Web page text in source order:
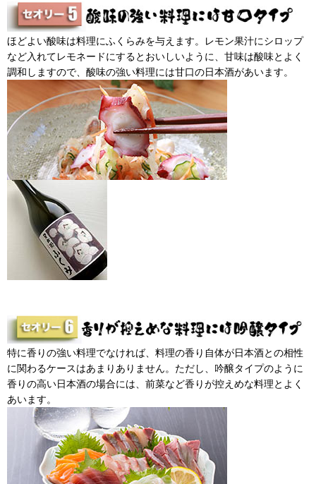
ほどよい酸味は料理にふくらみを与えます。レモン果汁にシロップ
など入れてレモネードにするとおいしいように、甘味は酸味とよく
調和しますので、酸味の強い料理には甘口の日本酒があいます。
特に香りの強い料理でなければ、料理の香り自体が日本酒との相性
に関わるケースはあまりありません。ただし、吟醸タイプのように
香りの高い日本酒の場合には、前菜など香りが控えめな料理とよく
あいます。